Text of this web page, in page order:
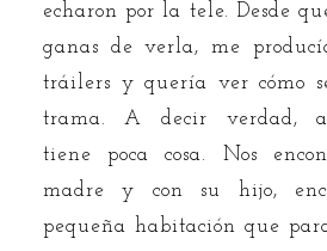
echaron por la tele. Desde
ganas de verla, me
tráilers y quería ver cómo
trama. A decir verdad,
tiene poca cosa. Nos
madre y con su hijo,
pequeña habitación que